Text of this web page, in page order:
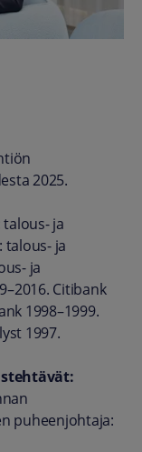
2025.
talous- ja
talous- ja
ja
Citibank
1998–1999.
1997.
puheenjohtaja: